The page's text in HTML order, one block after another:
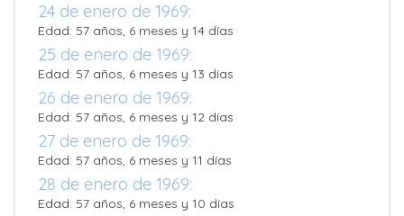
24 de enero de 1969:
Edad: 57 años, 6 meses y 14 días
25 de enero de 1969:
Edad: 57 años, 6 meses y 13 días
26 de enero de 1969:
Edad: 57 años, 6 meses y 12 días
27 de enero de 1969:
Edad: 57 años, 6 meses y 11 días
28 de enero de 1969:
Edad: 57 años, 6 meses y 10 días